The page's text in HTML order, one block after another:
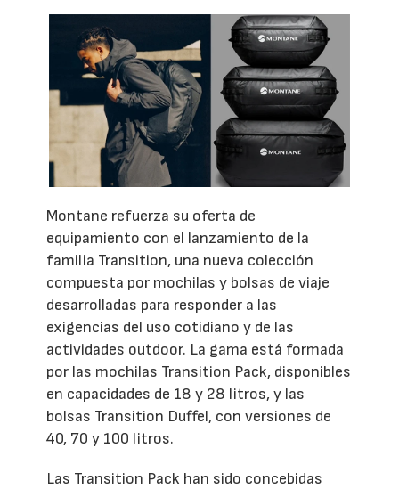
Montane refuerza su oferta de
equipamiento con el lanzamiento de la
familia Transition, una nueva colección
compuesta por mochilas y bolsas de viaje
desarrolladas para responder a las
exigencias del uso cotidiano y de las
actividades outdoor. La gama está formada
por las mochilas Transition Pack, disponibles
en capacidades de 18 y 28 litros, y las
bolsas Transition Duffel, con versiones de
40, 70 y 100 litros.
Las Transition Pack han sido concebidas